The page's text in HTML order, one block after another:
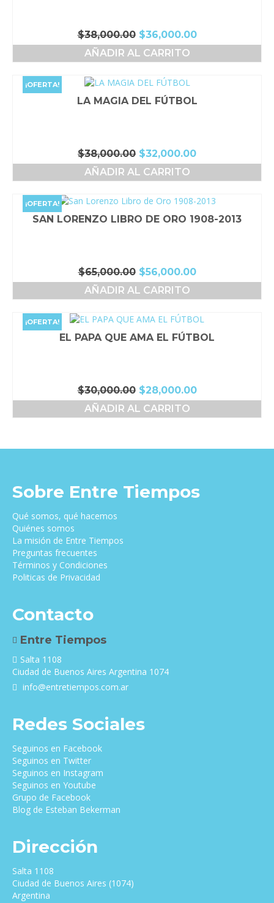
$38,000.00 El
precio
original
$38,000.00.
$36,000.00El
precio
AÑADIR AL CARRITO
¡OFERTA!
LA MAGIA DEL FÚTBOL
$38,000.00 El
precio
original
$38,000.00.
$32,000.00El
precio
$32,000.00.
AÑADIR AL CARRITO
¡OFERTA!
SAN LORENZO LIBRO DE ORO 1908-2013
$65,000.00 El
precio
original
$65,000.00.
$56,000.00El
precio
$56,000.00.
AÑADIR AL CARRITO
¡OFERTA!
EL PAPA QUE AMA EL FÚTBOL
$30,000.00 El
precio
original
$28,000.00El
precio
AÑADIR AL CARRITO
Sobre Entre Tiempos
Qué somos, qué hacemos
Quiénes somos
La misión de Entre Tiempos
Preguntas frecuentes
Términos y Condiciones
Politicas de Privacidad
Contacto
Entre Tiempos
Salta 1108
Ciudad de Buenos Aires Argentina 1074
info@entretiempos.com.ar
Redes Sociales
Seguinos en Facebook
Seguinos en Twitter
Seguinos en Instagram
Seguinos en Youtube
Grupo de Facebook
Blog de Esteban Bekerman
Dirección
Salta 1108
Ciudad de Buenos Aires (1074)
Argentina